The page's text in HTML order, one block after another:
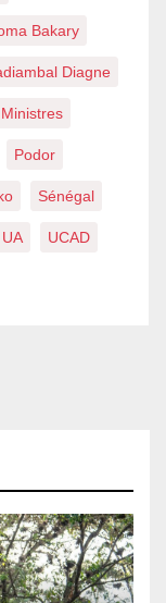
Bakary
Diagne
Ministres
Podor
Sénégal
UA UCAD